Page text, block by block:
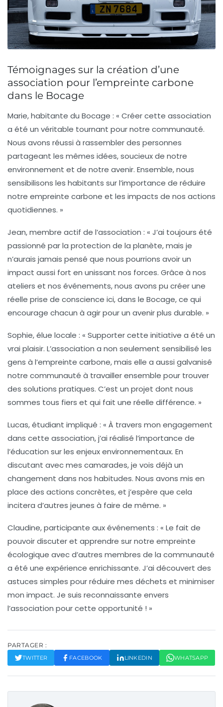
Témoignages sur la création d’une
association pour l’empreinte carbone
dans le Bocage
Marie, habitante du Bocage : « Créer cette association
a été un véritable tournant pour notre communauté.
Nous avons réussi à rassembler des personnes
partageant les mêmes idées, soucieux de notre
environnement et de notre avenir. Ensemble, nous
sensibilisons les habitants sur l’importance de réduire
notre empreinte carbone et les impacts de nos actions
quotidiennes. »
Jean, membre actif de l’association : « J’ai toujours été
passionné par la protection de la planète, mais je
n’aurais jamais pensé que nous pourrions avoir un
impact aussi fort en unissant nos forces. Grâce à nos
ateliers et nos événements, nous avons pu créer une
réelle prise de conscience ici, dans le Bocage, ce qui
encourage chacun à agir pour un avenir plus durable. »
Sophie, élue locale : « Supporter cette initiative a été un
vrai plaisir. L’association a non seulement sensibilisé les
gens à l’empreinte carbone, mais elle a aussi galvanisé
notre communauté à travailler ensemble pour trouver
des solutions pratiques. C’est un projet dont nous
sommes tous fiers et qui fait une réelle différence. »
Lucas, étudiant impliqué : « À travers mon engagement
dans cette association, j’ai réalisé l’importance de
l’éducation sur les enjeux environnementaux. En
discutant avec mes camarades, je vois déjà un
changement dans nos habitudes. Nous avons mis en
place des actions concrètes, et j’espère que cela
incitera d’autres jeunes à faire de même. »
Claudine, participante aux événements : « Le fait de
pouvoir discuter et apprendre sur notre empreinte
écologique avec d’autres membres de la communauté
a été une expérience enrichissante. J’ai découvert des
astuces simples pour réduire mes déchets et minimiser
mon impact. Je suis reconnaissante envers
l’association pour cette opportunité ! »
PARTAGER :
TWITTER FACEBOOK LINKEDIN WHATSAPP